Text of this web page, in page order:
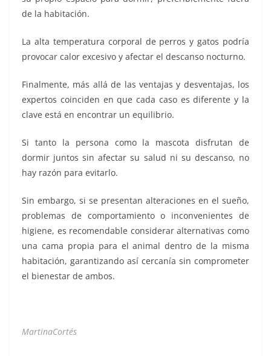
de la habitación.
La alta temperatura corporal de perros y gatos podría
provocar calor excesivo y afectar el descanso nocturno.
Finalmente, más allá de las ventajas y desventajas, los
expertos coinciden en que cada caso es diferente y la
clave está en encontrar un equilibrio.
Si tanto la persona como la mascota disfrutan de
dormir juntos sin afectar su salud ni su descanso, no
hay razón para evitarlo.
Sin embargo, si se presentan alteraciones en el sueño,
problemas de comportamiento o inconvenientes de
higiene, es recomendable considerar alternativas como
una cama propia para el animal dentro de la misma
habitación, garantizando así cercanía sin comprometer
el bienestar de ambos.
MartinaCortés